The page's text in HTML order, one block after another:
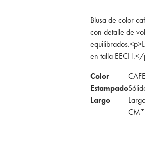
Blusa de color
con detalle de
en talla
Color
Estampado
Largo
CM*